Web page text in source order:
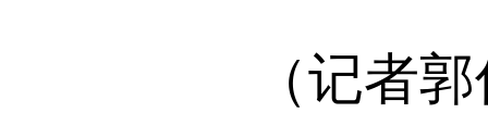
（记者郭